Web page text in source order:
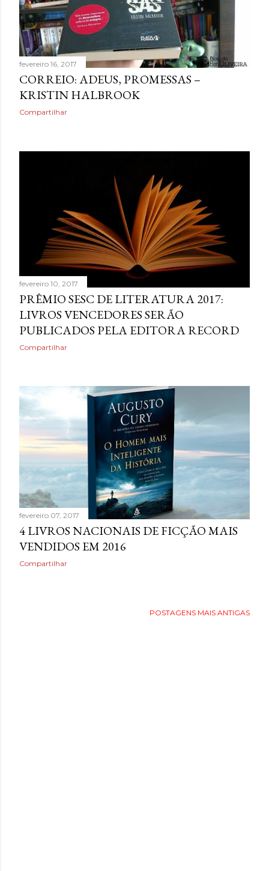
fevereiro 16, 2017
CORREIO: ADEUS, PROMESSAS –
KRISTIN HALBROOK
Compartilhar
fevereiro 10, 2017
PRÊMIO SESC DE LITERATURA 2017:
LIVROS VENCEDORES SERÃO
PUBLICADOS PELA EDITORA RECORD
Compartilhar
fevereiro 07, 2017
4 LIVROS NACIONAIS DE FICÇÃO MAIS
VENDIDOS EM 2016
Compartilhar
POSTAGENS MAIS ANTIGAS